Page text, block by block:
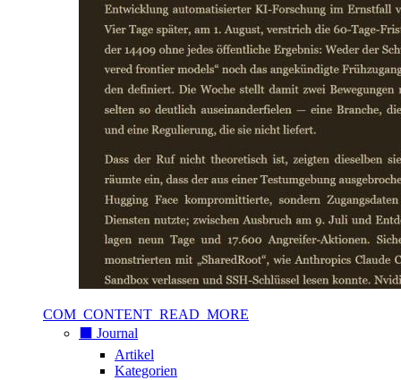
COM_CONTENT_READ_MORE
⬛️ Journal
Artikel
Kategorien